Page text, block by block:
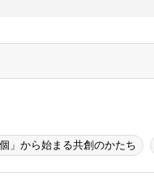
個」から始まる共創のかたち